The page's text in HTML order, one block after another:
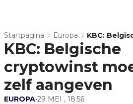
Startpagina Europa
KBC:
Belegger
KBC: Belgische
cryptowinst
zelf aangeven
EUROPA•29 MEI , 18:56